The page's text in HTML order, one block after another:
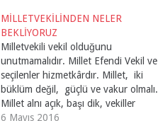
MİLLETVEKİLİNDEN NELER
BEKLİYORUZ
Milletvekili vekil olduğunu
unutmamalıdır. Millet Efendi Vekil ve
seçilenler hizmetkârdır. Millet, iki
büklüm değil, güçlü ve vakur olmalı.
Millet alnı açık, başı dik, vekiller
masum ve hizmet eri.
6 Mayıs 2016